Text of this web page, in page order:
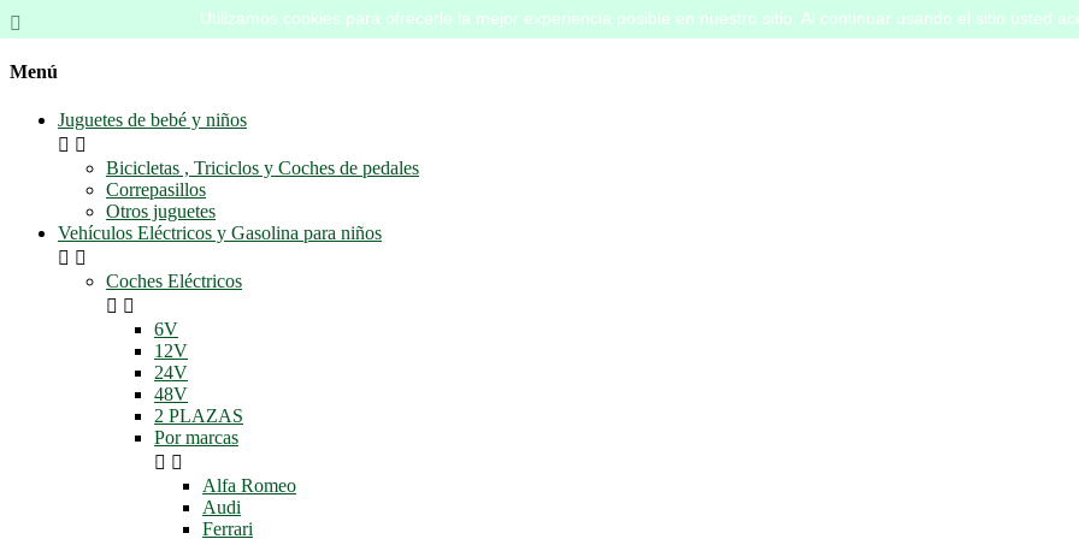
Utilizamos cookies para ofrecerle la mejor experiencia posible en nuestro sitio. Al continuar usando el sitio usted

Menú
Juguetes de bebé y niños
 
Bicicletas , Triciclos y Coches de pedales
Correpasillos
Otros juguetes
Vehículos Eléctricos y Gasolina para niños
 
Coches Eléctricos
 
6V
12V
24V
48V
2 PLAZAS
Por marcas
 
Alfa Romeo
Audi
Ferrari